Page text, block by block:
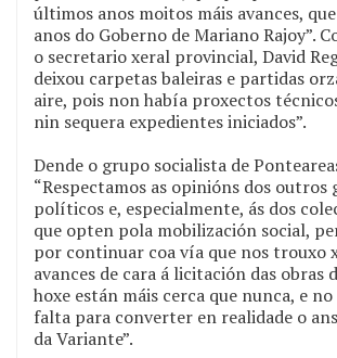
últimos anos moitos máis avances,
anos do Goberno de Mariano Rajoy”.
o secretario xeral provincial, David
deixou carpetas baleiras e partidas
aire, pois non había proxectos
nin sequera expedientes iniciados”.
Dende o grupo socialista de
“Respectamos as opinións dos outros
políticos e, especialmente, ás dos
que opten pola mobilización social,
por continuar coa vía que nos trouxo
avances de cara á licitación das obras
hoxe están máis cerca que nunca, e
falta para converter en realidade o
da Variante”.